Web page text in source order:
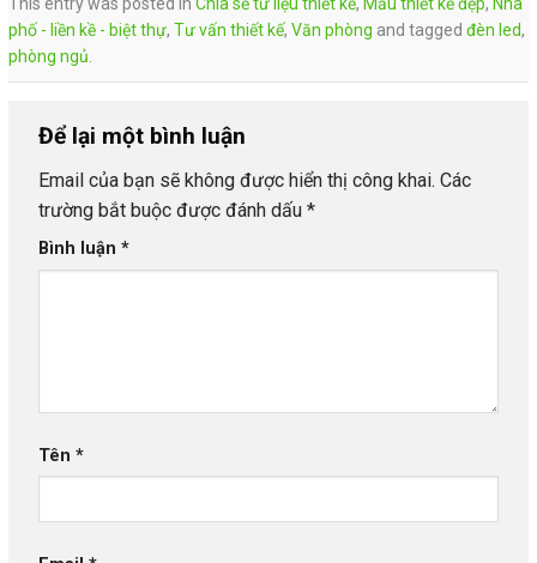
phố - liền kề - biệt thự, Tư vấn thiết kế, Văn phòng and tagged đèn led,
phòng ngủ
Để lại một bình luận
Email của bạn sẽ không được hiển thị công khai. Các
trường bắt buộc được đánh dấu *
Bình luận *
Tên *